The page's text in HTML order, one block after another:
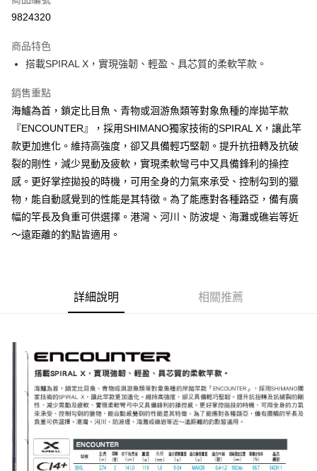
上海商業儲蓄銀行
臺灣中小企業銀行
匯豐（台灣）商業銀行
華泰商業銀行
元大商業銀行
玉山商業銀行
星展（台灣）商業銀行
台新國際商業銀行
中國信託商業銀行
台灣樂天信用卡公司
合作金庫商業銀行
上海商業儲蓄銀行
國泰世華商業銀行
兆豐國際商業銀行
匯豐（台灣）商業銀行
元大商業銀行
永豐商業銀行
玉山商業銀行
星展（台灣）商業銀行
台新國際商業銀行
中國信託商業銀行
台灣樂天信用卡公司
LINE Pay
Apple Pay
悠遊付
Google Pay
全盈+PAY
ATM付款
運送方式
新竹貨運
9824320
商品特色
搭載SPIRAL X，實現強韌、輕盈、具芯質的柔軟竿款。
銷售重點
海鱸為首，鎖定比目魚、青物或洄游魚類等對象魚種的岸拋竿款
『ENCOUNTER』，採用SHIMANO獨家技術的SPIRAL X，讓此竿
款更加進化。維持高強度，卻又具備輕巧堅韌。提升抗扭轉及抗破
裂的剛性，減少晃動及疲軟，實現柔軟彎弓中又具備鋒利的操控
感。更好掌控拋投的時機，可用全身的力氣來承受、控制勾到的獵
物，能自動感覺到的性能是其特徵。為了能應對各種路亞，備有廣
幅的竿長及負重可供選擇。港灣、河川、防波堤、海灘或礁岩等近
～遠距離的釣點皆適用。
詳細說明 相關推薦